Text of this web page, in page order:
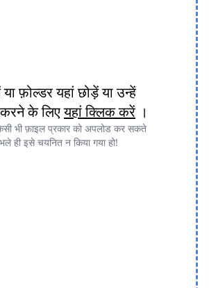
फ़ोल्डर यहां छोड़ें या उन्हें
के लिएयहां क्लिक करें ।
भी फ़ाइल प्रकार को अपलोड कर सकते
ही इसे चयनित न किया गया हो!